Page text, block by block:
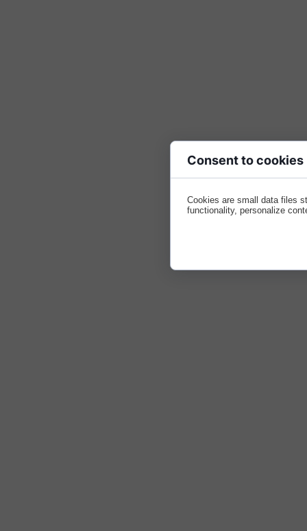
Consent to cookies
Cookies are small data files
functionality, personalize